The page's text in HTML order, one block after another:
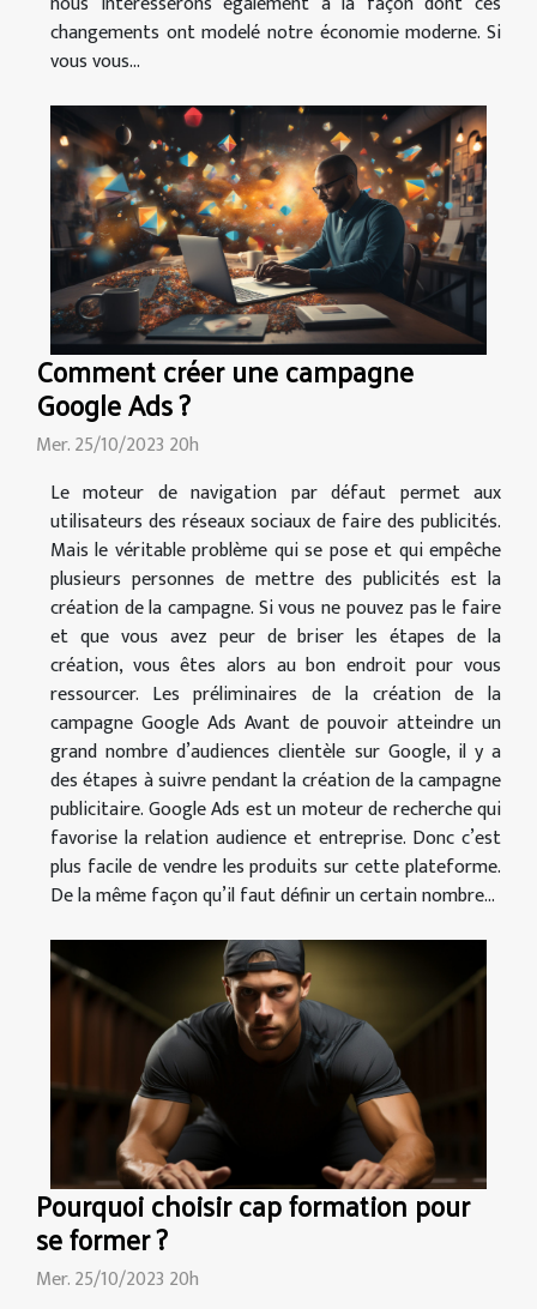
changements ont modelé notre économie moderne. Si
vous vous...
Comment créer une campagne
Google Ads ?
Mer. 25/10/2023 20h
Le moteur de navigation par défaut permet aux
utilisateurs des réseaux sociaux de faire des publicités.
Mais le véritable problème qui se pose et qui empêche
plusieurs personnes de mettre des publicités est la
création de la campagne. Si vous ne pouvez pas le faire
et que vous avez peur de briser les étapes de la
création, vous êtes alors au bon endroit pour vous
ressourcer. Les préliminaires de la création de la
campagne Google Ads Avant de pouvoir atteindre un
grand nombre d’audiences clientèle sur Google, il y a
des étapes à suivre pendant la création de la campagne
publicitaire. Google Ads est un moteur de recherche qui
favorise la relation audience et entreprise. Donc c’est
plus facile de vendre les produits sur cette plateforme.
De la même façon qu’il faut définir un certain nombre...
Pourquoi choisir cap formation pour
se former ?
Mer. 25/10/2023 20h